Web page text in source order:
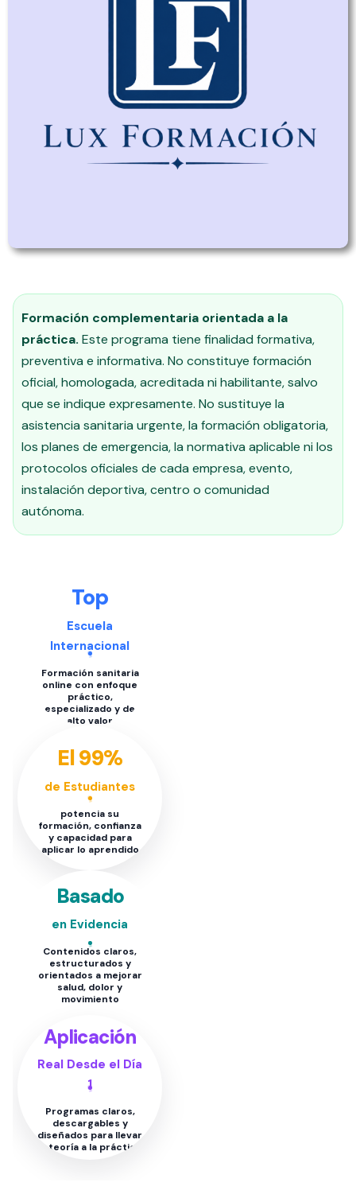
Formación complementaria orientada a la
práctica. Este programa tiene finalidad formativa,
preventiva e informativa. No constituye formación
oficial, homologada, acreditada ni habilitante, salvo
que se indique expresamente. No sustituye la
asistencia sanitaria urgente, la formación obligatoria,
los planes de emergencia, la normativa aplicable ni los
protocolos oficiales de cada empresa, evento,
instalación deportiva, centro o comunidad
autónoma.
Top
Escuela
Internacional
Formación sanitaria
online con enfoque
práctico,
especializado y de
alto valor
El 99%
de Estudiantes
potencia su
formación, confianza
y capacidad para
aplicar lo aprendido
Basado
en Evidencia
Contenidos claros,
estructurados y
orientados a mejorar
salud, dolor y
movimiento
Aplicación
Real Desde el Día
1
Programas claros,
descargables y
diseñados para llevar
la teoría a la práctica